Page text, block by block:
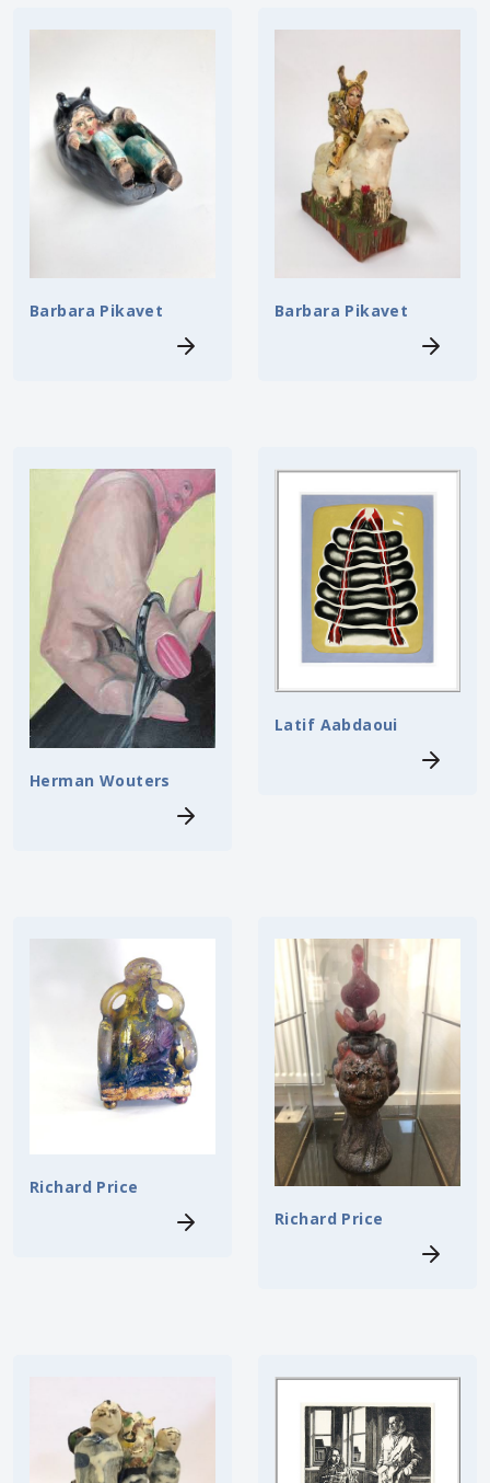
Barbara Pikavet Barbara Pikavet
Herman Wouters
Latif Aabdaoui
Richard Price
Richard Price